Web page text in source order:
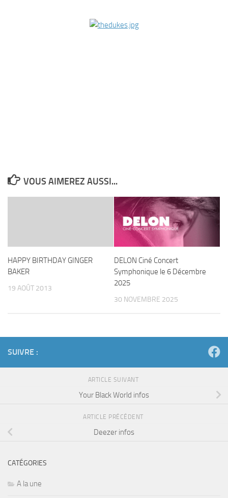
VOUS AIMEREZ AUSSI...
HAPPY BIRTHDAY GINGER
BAKER
19 AOÛT 2013
DELON Ciné Concert
Symphonique le 6 Décembre
2025
30 NOVEMBRE 2025
SUIVRE :
ARTICLE SUIVANT
Your Black World infos
ARTICLE PRÉCÉDENT
Deezer infos
CATÉGORIES
A la une